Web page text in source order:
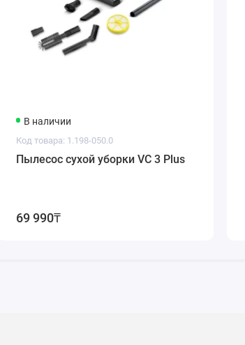
В наличии
Код товара: 1.198-050.0
Пылесос сухой уборки VC 3 Plus
69 990₸